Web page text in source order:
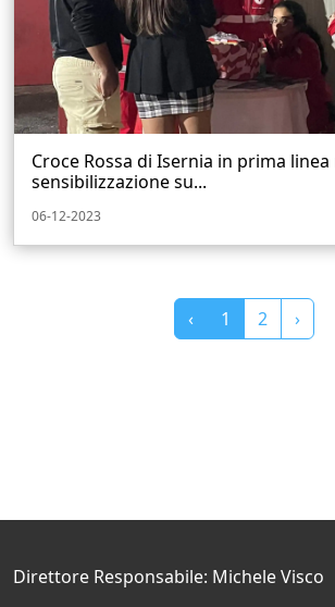
Croce Rossa di Isernia in prima linea
sensibilizzazione su...
06-12-2023
‹ 1 2 ›
Direttore Responsabile: Michele Visco